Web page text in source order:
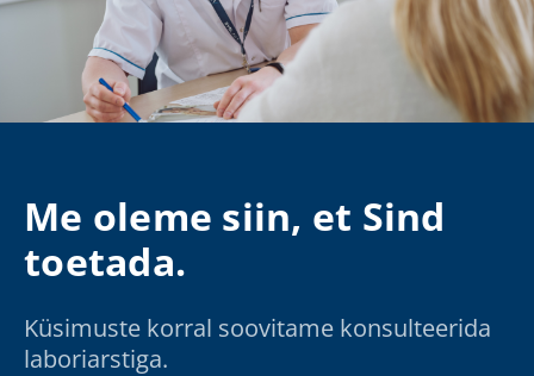
Me oleme siin, et Sind
toetada.
Küsimuste korral soovitame konsulteerida
laboriarstiga.